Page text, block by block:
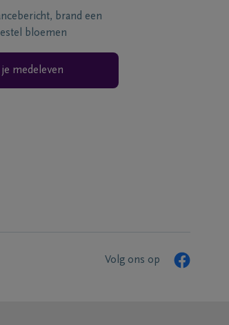
brand een
bloemen
je medeleven
Volg ons op